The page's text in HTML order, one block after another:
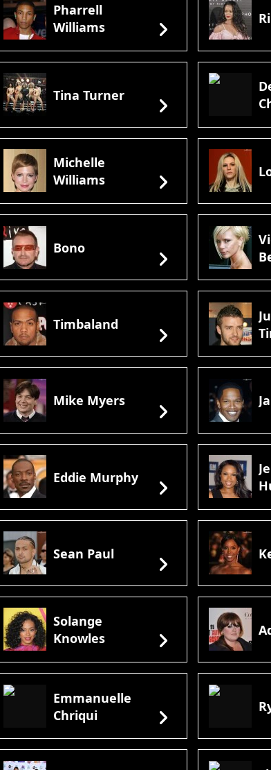
Pharrell
Williams
chevron_right
Tina Turner chevron_right
Michelle
Williams
chevron_right
Bono chevron_right
Timbaland chevron_right
Mike Myers chevron_right
Eddie Murphy chevron_right
Sean Paul chevron_right
Solange
Knowles
chevron_right
Emmanuelle
Chriqui
chevron_right